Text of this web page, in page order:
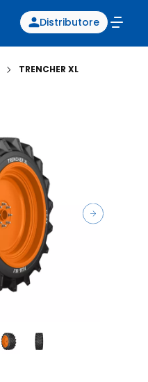
Distributore
TRENCHER XL